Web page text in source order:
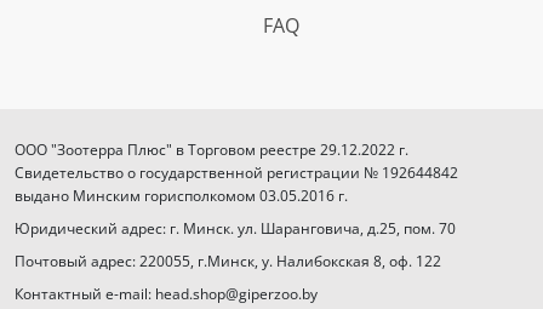
FAQ
ООО "Зоотерра Плюс" в Торговом реестре 29.12.2022 г.
Свидетельство о государственной регистрации № 192644842
выдано Минским горисполкомом 03.05.2016 г.
Юридический адрес: г. Минск. ул. Шаранговича, д.25, пом. 70
Почтовый адрес: 220055, г.Минск, у. Налибокская 8, оф. 122
Контактный e-mail: head.shop@giperzoo.by